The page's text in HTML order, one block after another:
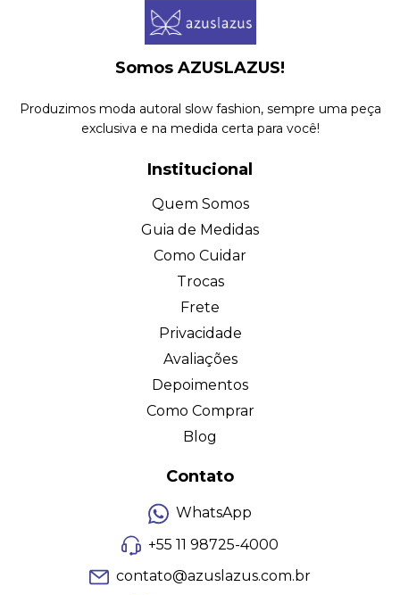
Somos AZUSLAZUS!
Produzimos moda autoral slow fashion, sempre uma peça
exclusiva e na medida certa para você!
Institucional
Quem Somos
Guia de Medidas
Como Cuidar
Trocas
Frete
Privacidade
Avaliações
Depoimentos
Como Comprar
Blog
Contato
WhatsApp
+55 11 98725-4000
contato@azuslazus.com.br